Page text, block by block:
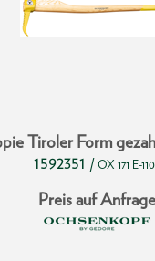
Tiroler Form
1592351 / OX 171 E-
Preis auf Anfrage